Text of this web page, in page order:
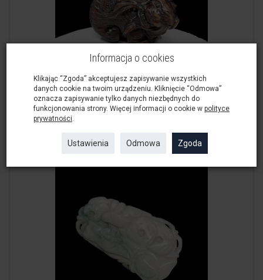
Rzeźba, Uroborus, 37/52/33 mm
290,00 zł
Informacja o cookies
Klikając “Zgoda” akceptujesz zapisywanie wszystkich
danych cookie na twoim urządzeniu. Kliknięcie “Odmowa”
oznacza zapisywanie tylko danych niezbędnych do
funkcjonowania strony. Więcej informacji o cookie w polityce
prywatności.
Ustawienia Odmowa Zgoda